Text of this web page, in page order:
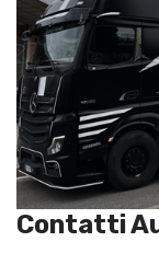
Contatti